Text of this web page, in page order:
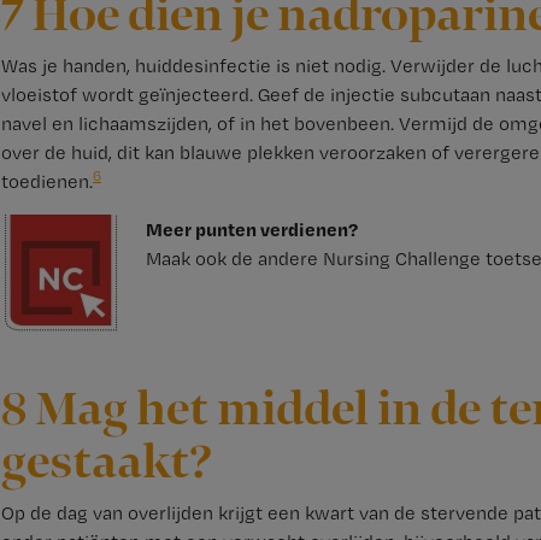
7 Hoe dien je
Was je handen, huiddesinfectie is niet nodig. Verwijder de
vloeistof wordt geïnjecteerd. Geef de injectie subcutaan
navel en lichaamszijden, of in het bovenbeen. Vermijd de
over de huid, dit kan blauwe plekken veroorzaken of
toedienen.6
Meer punten verdienen?
Maak ook de andere Nursing Challenge
8 Mag het middel in de
gestaakt?
Op de dag van overlijden krijgt een kwart van de stervende